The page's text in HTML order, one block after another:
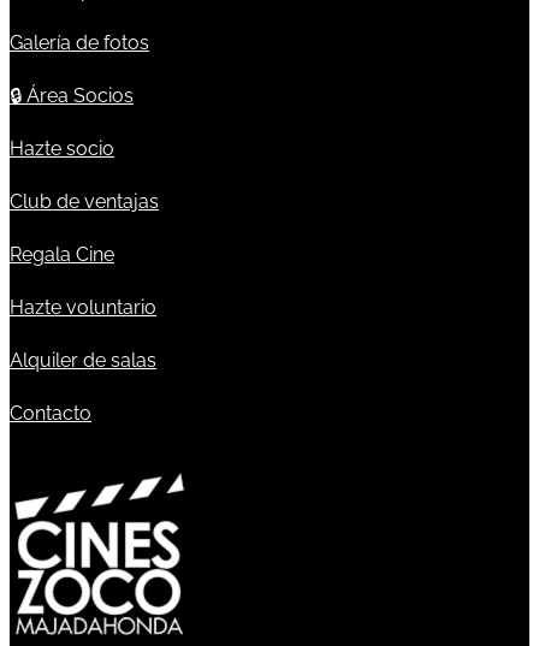
Galería de fotos
🔒 Área Socios
Hazte socio
Club de ventajas
Regala Cine
Hazte voluntario
Alquiler de salas
Contacto